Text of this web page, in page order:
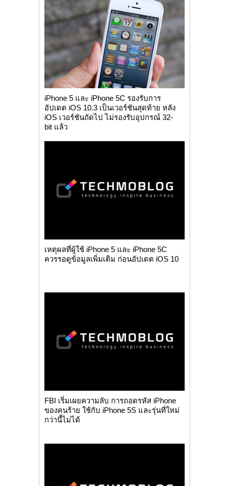
iPhone 5 และ iPhone 5C รองรับการ
อัปเดต iOS 10.3 เป็นเวอร์ชันสุดท้าย หลัง
iOS เวอร์ชันถัดไป ไม่รองรับอุปกรณ์ 32-
bit แล้ว
เหตุผลที่ผู้ใช้ iPhone 5 และ iPhone 5C
ควรรอดูข้อมูลเพิ่มเติม ก่อนอัปเดต iOS 10
FBI เริ่มเผยความลับ การถอดรหัส iPhone
ของคนร้าย ใช้กับ iPhone 5S และรุ่นที่ใหม่
กว่านี้ไม่ได้